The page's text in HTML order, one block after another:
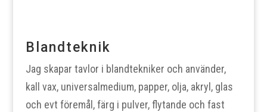
Blandteknik
Jag skapar tavlor i blandtekniker och använder,
kall vax, universalmedium, papper, olja, akryl, glas
och evt föremål, färg i pulver, flytande och fast